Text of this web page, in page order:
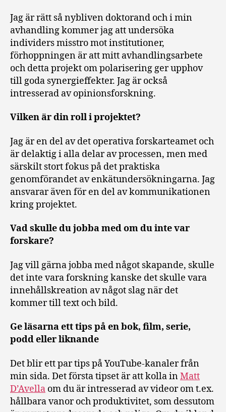
Jag är rätt så nybliven doktorand och i min
avhandling kommer jag att undersöka
individers misstro mot institutioner,
förhoppningen är att mitt avhandlingsarbete
och detta projekt om polarisering ger upphov
till goda synergieffekter. Jag är också
intresserad av opinionsforskning.
Vilken är din roll i projektet?
Jag är en del av det operativa forskarteamet och
är delaktig i alla delar av processen, men med
särskilt stort fokus på det praktiska
genomförandet av enkätundersökningarna. Jag
ansvarar även för en del av kommunikationen
kring projektet.
Vad skulle du jobba med om du inte var
forskare?
Jag vill gärna jobba med något skapande, skulle
det inte vara forskning kanske det skulle vara
innehållskreation av något slag när det
kommer till text och bild.
Ge läsarna ett tips på en bok, film, serie,
podd eller liknande
Det blir ett par tips på YouTube-kanaler från
min sida. Det första tipset är att kolla inMatt
D’Avella om du är intresserad av videor om t.ex.
hållbara vanor och produktivitet, som dessutom